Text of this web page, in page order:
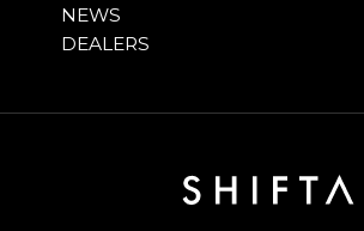
NEWS
DEALERS